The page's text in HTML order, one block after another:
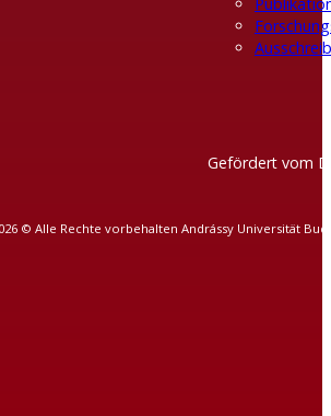
Gefördert vom
© Alle Rechte vorbehalten Andrássy Universität